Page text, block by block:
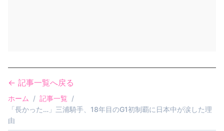
← 記事一覧へ戻る
ホーム / 記事一覧 /
「長かった…」三浦騎手、18年目のG1初制覇に日本中が涙した理
由